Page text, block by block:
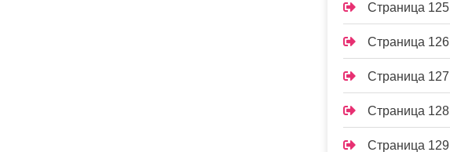
Страница 125
Страница 126
Страница 127
Страница 128
Страница 129